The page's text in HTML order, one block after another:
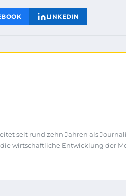
LINKEDIN
seit rund zehn Jahren als
wirtschaftliche Entwicklung der